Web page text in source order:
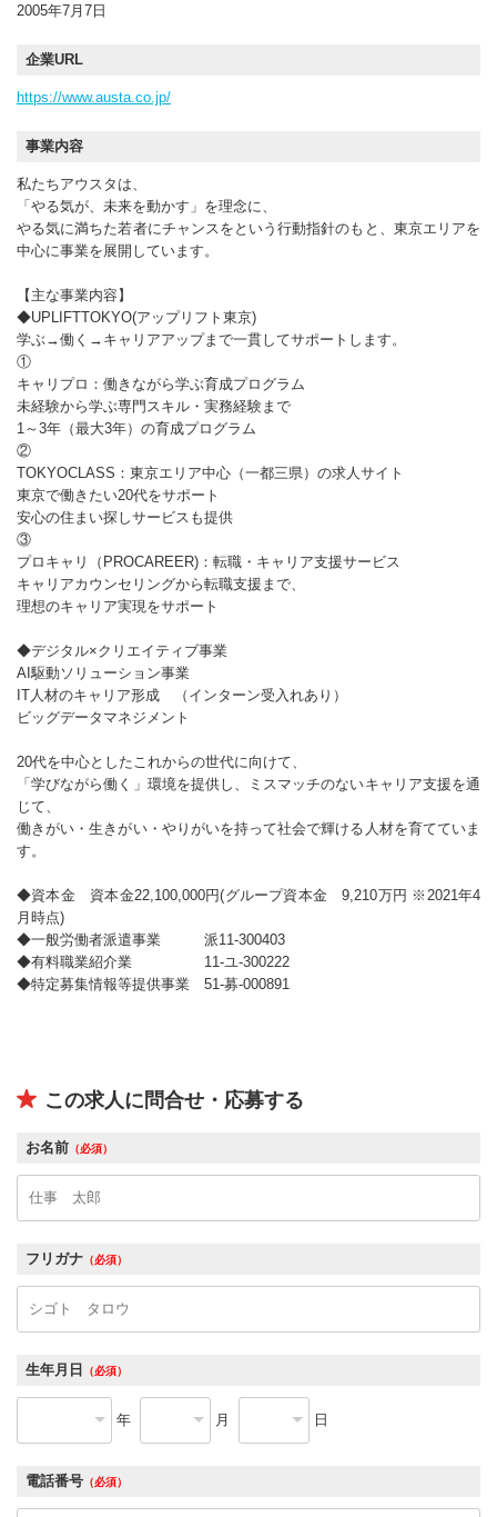
2005年7月7日
企業URL
https://www.austa.co.jp/
事業内容
私たちアウスタは、
「やる気が、未来を動かす」を理念に、
やる気に満ちた若者にチャンスをという行動指針のもと、東京エリアを
中心に事業を展開しています。
【主な事業内容】
◆UPLIFTTOKYO(アップリフト東京)
学ぶ→働く→キャリアアップまで一貫してサポートします。
①
キャリプロ：働きながら学ぶ育成プログラム
未経験から学ぶ専門スキル・実務経験まで
1～3年（最大3年）の育成プログラム
②
TOKYOCLASS：東京エリア中心（一都三県）の求人サイト
東京で働きたい20代をサポート
安心の住まい探しサービスも提供
③
プロキャリ（PROCAREER)：転職・キャリア支援サービス
キャリアカウンセリングから転職支援まで、
理想のキャリア実現をサポート
◆デジタル×クリエイティブ事業
AI駆動ソリューション事業
IT人材のキャリア形成 （インターン受入れあり）
ビッグデータマネジメント
20代を中心としたこれからの世代に向けて、
「学びながら働く」環境を提供し、ミスマッチのないキャリア支援を通
じて、
働きがい・生きがい・やりがいを持って社会で輝ける人材を育てていま
す。
◆資本金 資本金22,100,000円(グループ資本金 9,210万円 ※2021年4
月時点)
◆一般労働者派遣事業 派11-300403
◆有料職業紹介業 11-ユ-300222
◆特定募集情報等提供事業 51-募-000891
この求人に問合せ・応募する
お名前 （必須）
フリガナ （必須）
生年月日 （必須）
年 月 日
電話番号 （必須）